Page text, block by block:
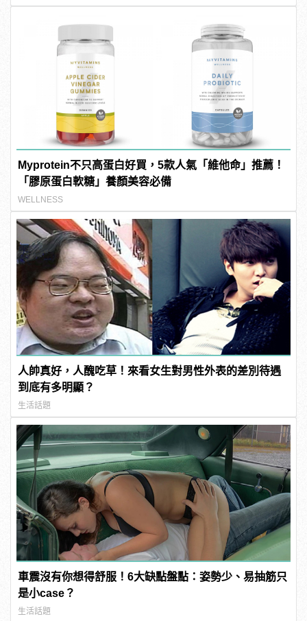
Myprotein不只高蛋白好買，5款人氣「維他命」推薦！
「膠原蛋白軟糖」養顏美容必備
WELLNESS
人帥真好，人醜吃草！來看女生對男性外表的差別待遇
到底有多明顯？
生活話題
車震沒有你想得舒服！6大缺點盤點：姿勢少、易抽筋只
是小case？
生活話題